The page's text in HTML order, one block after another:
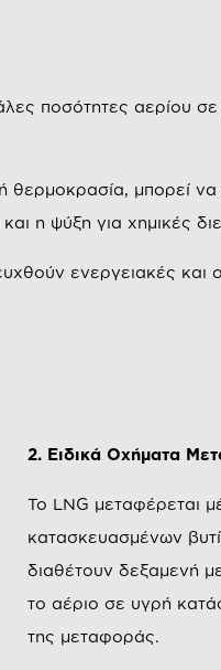
ποσότητες αερίου
μπορεί
η ψύξη για χημικές
ενεργειακές και
2. Ειδικά Οχήματα
Το LNG μεταφέρεται
κατασκευασμένων
διαθέτουν δεξαμενή
το αέριο σε υγρή
της μεταφοράς.